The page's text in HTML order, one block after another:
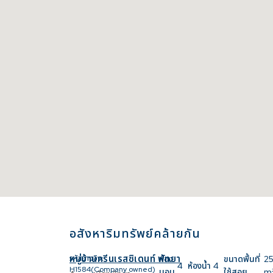
อสังหาริมทรัพย์คล้ายกัน
รหัสอ้างอิง:
H1584(Company owned)
ห้อง
4 ห้องน้ำ 4
ขนาดพื้นที่
หมู่บ้านกรีนเรสซิเดนท์ พัทยา